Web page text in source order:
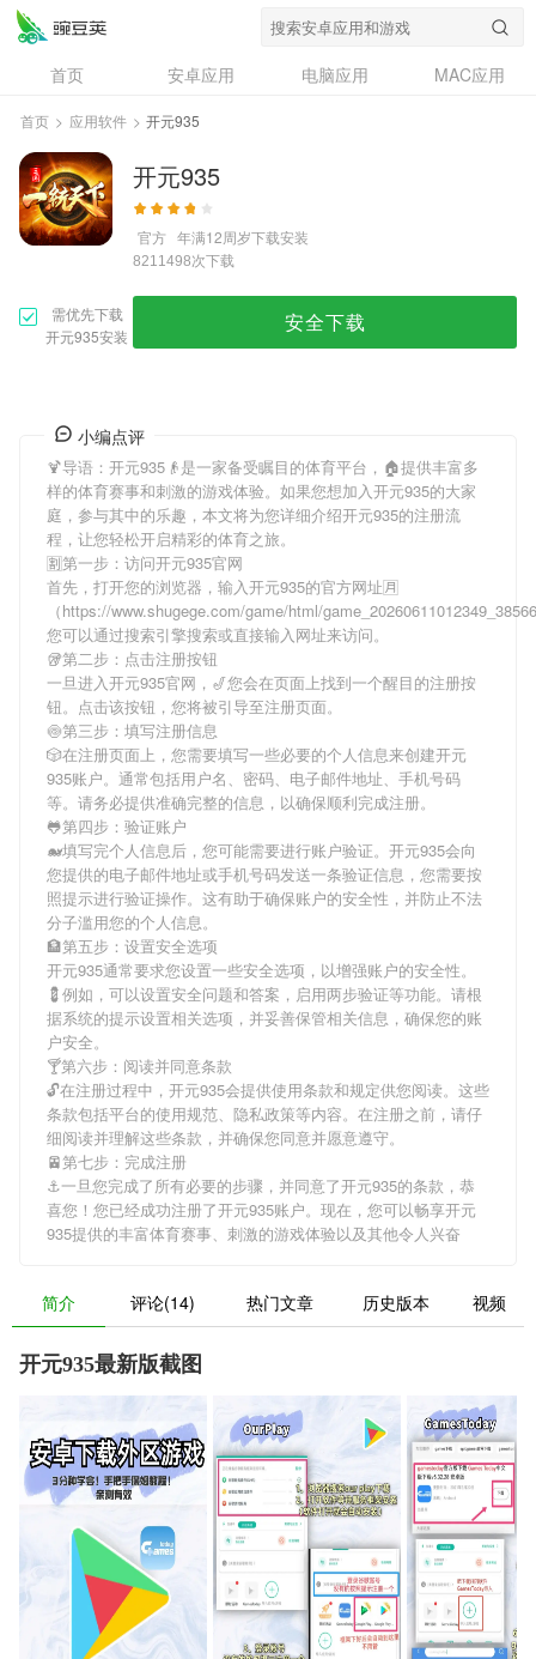
首页 安卓应用 电脑应用
MAC应用
资讯
专题
问答
首页 > 应用软件 > 开元935
开元935
官方 年满12周岁下载安装
8211498次下载
需优先下载
开元935安装
安全下载
小编点评
🍹导语： 开元935 👴是一家备受瞩目的体育平台，🏠提供丰富多
样的体育赛事和刺激的游戏体验。如果您想加入开元935的大家
庭，参与其中的乐趣，本文将为您详细介绍开元935的注册流
程，让您轻松开启精彩的体育之旅。
🈹第一步：访问开元935官网
首先，打开您的浏览器，输入开元935的官方网址🈷
（https://www.shugege.com/game/html/
您可以通过搜索引擎搜索或直接输入网址来访问。
🥡第二步：点击注册按钮
一旦进入开元935官网，🎷您会在页面上找到一个醒目的注册按
钮。点击该按钮，您将被引导至注册页面。
🍥第三步：填写注册信息
🎲在注册页面上，您需要填写一些必要的个人信息来创建开元
935账户。通常包括用户名、密码、电子邮件地址、手机号码
等。请务必提供准确完整的信息，以确保顺利完成注册。
🐸第四步：验证账户
🐋填写完个人信息后，您可能需要进行账户验证。 开元935会向
您提供的电子邮件地址或手机号码发送一条验证信息，您需要按
照提示进行验证操作。这有助于确保账户的安全性，并防止不法
分子滥用您的个人信息。
🏦第五步：设置安全选项
开元935通常要求您设置一些安全选项，以增强账户的安全性。
💈例如，可以设置安全问题和答案，启用两步验证等功能。请根
据系统的提示设置相关选项，并妥善保管相关信息，确保您的账
户安全。
🍸第六步：阅读并同意条款
🔓在注册过程中， 开元935会提供使用条款和规定供您阅读。这些
条款包括平台的使用规范、隐私政策等内容。在注册之前，请仔
细阅读并理解这些条款，并确保您同意并愿意遵守。
🚈第七步：完成注册
⚓️一旦您完成了所有必要的步骤，并同意了开元935的条款，恭
喜您！您已经成功注册了开元935账户。现在，您可以畅享开元
935提供的丰富体育赛事、刺激的游戏体验以及其他令人兴奋
简介 评论(14) 热门文章 历史版本 视频
开元935最新版截图